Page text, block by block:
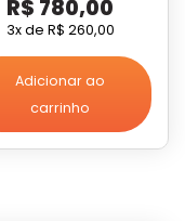
R$ 780,00
3x de R$ 260,00
Adicionar ao
carrinho